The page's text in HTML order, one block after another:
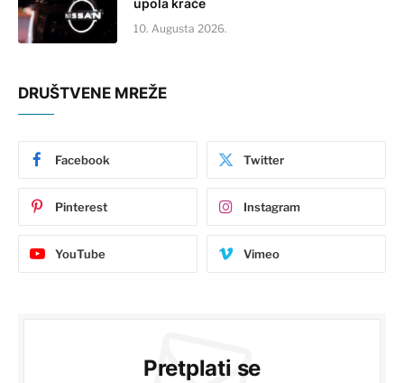
upola kraće
10. Augusta 2026.
DRUŠTVENE MREŽE
Facebook Twitter
Pinterest Instagram
YouTube Vimeo
Pretplati se